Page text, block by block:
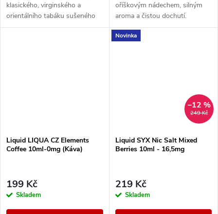
klasického, virginského a
orientálního tabáku sušeného
žárem slunce.
oříškovým nádechem, silným
aroma a čistou dochutí.
Liquid LIQUA CZ Elements
Coffee 10ml-0mg (Káva)
199 Kč
Skladem
Novinka
249 Kč
–12 %
Liquid SYX Nic Salt Mixed
Berries 10ml - 16,5mg
219 Kč
Skladem